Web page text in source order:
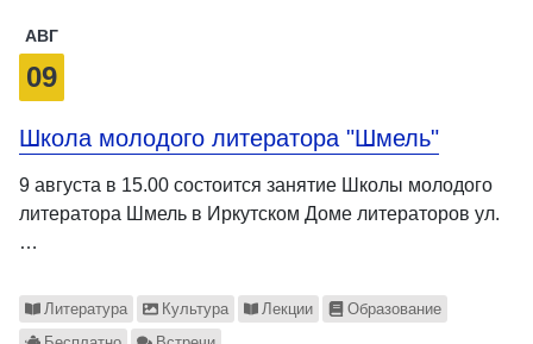
АВГ
09
Школа молодого литератора "Шмель"
9 августа в 15.00 состоится занятие Школы молодого
литератора Шмель в Иркутском Доме литераторов ул.
…
Литература Культура Лекции
Образование